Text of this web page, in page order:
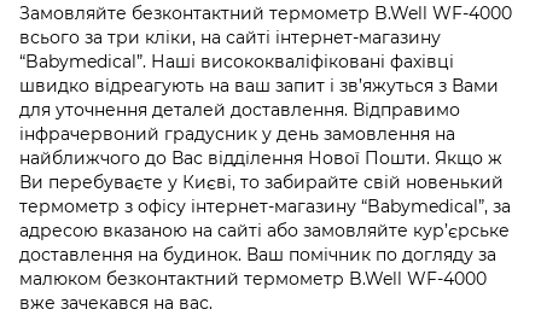
Замовляйте безконтактний термометр B.Well WF-4000
всього за три кліки, на сайті інтернет-магазину
“Babymedical”. Наші висококваліфіковані фахівці
швидко відреагують на ваш запит і зв’яжуться з Вами
для уточнення деталей доставлення. Відправимо
інфрачервоний градусник у день замовлення на
найближчого до Вас відділення Нової Пошти. Якщо ж
Ви перебуваєте у Києві, то забирайте свій новенький
термометр з офісу інтернет-магазину “Babymedical”, за
адресою вказаною на сайті або замовляйте кур’єрське
доставлення на будинок. Ваш помічник по догляду за
малюком безконтактний термометр B.Well WF-4000
вже зачекався на вас.